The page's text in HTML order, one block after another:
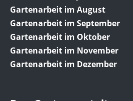
Gartenarbeit im August
Gartenarbeit im September
Gartenarbeit im Oktober
Gartenarbeit im November
Gartenarbeit im Dezember